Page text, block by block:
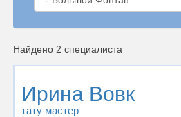
Найдено 2 специалиста
Ирина Вовк
тату мастер